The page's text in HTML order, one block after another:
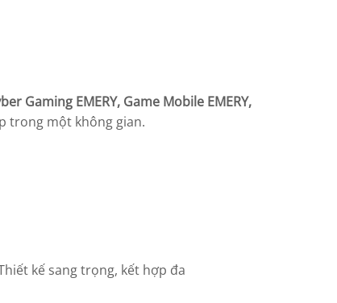
Gaming EMERY, Game Mobile EMERY,
trong một không gian.
kế sang trọng, kết hợp đa